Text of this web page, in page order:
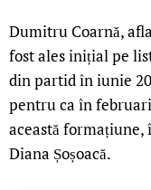
Dumitru Coarnă,
fost ales inițial pe
din partid în iunie
pentru ca în
această
Diana Șoșoacă.